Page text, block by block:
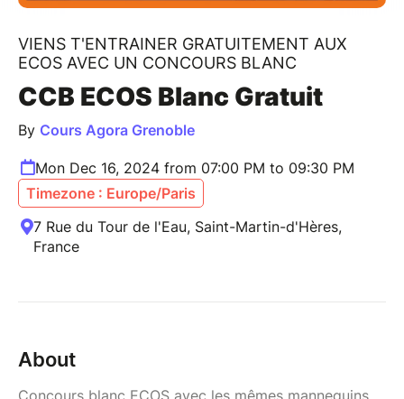
VIENS T'ENTRAINER GRATUITEMENT AUX
ECOS AVEC UN CONCOURS BLANC
CCB ECOS Blanc Gratuit
By Cours Agora Grenoble
Mon Dec 16, 2024 from 07:00 PM to 09:30 PM
Timezone : Europe/Paris
7 Rue du Tour de l'Eau, Saint-Martin-d'Hères,
France
About
Concours blanc ECOS avec les mêmes mannequins